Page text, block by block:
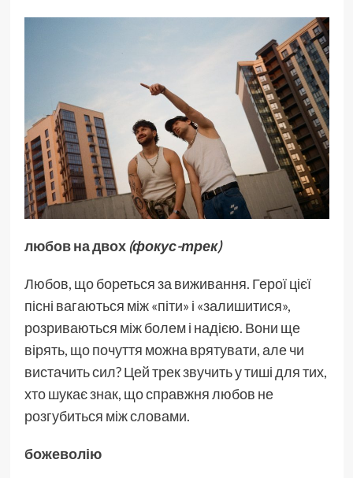
любов на двох (фокус-трек)
Любов, що бореться за виживання. Герої цієї
пісні вагаються між «піти» і «залишитися»,
розриваються між болем і надією. Вони ще
вірять, що почуття можна врятувати, але чи
вистачить сил? Цей трек звучить у тиші для тих,
хто шукає знак, що справжня любов не
розгубиться між словами.
божеволію